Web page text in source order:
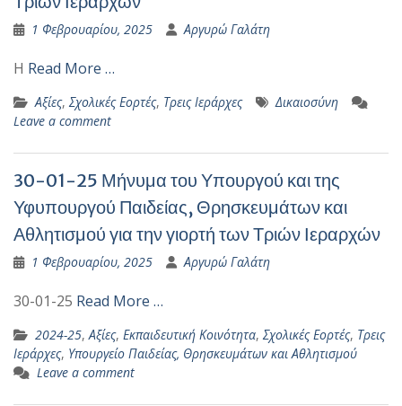
1 Φεβρουαρίου, 2025 Αργυρώ Γαλάτη
Η Read More …
Αξίες,Σχολικές Εορτές, Τρεις Ιεράρχες
Δικαιοσύνη
Leave a comment
30-01-25 Μήνυμα του Υπουργού και της
Υφυπουργού Παιδείας, Θρησκευμάτων και
Αθλητισμού για την γιορτή των Τριών Ιεραρχών
1 Φεβρουαρίου, 2025 Αργυρώ Γαλάτη
30-01-25 Read More …
2024-25,Αξίες, Εκπαιδευτική Κοινότητα,Σχολικές Εορτές, Τρεις
Ιεράρχες, Υπουργείο Παιδείας, Θρησκευμάτων και Αθλητισμού
Leave a comment